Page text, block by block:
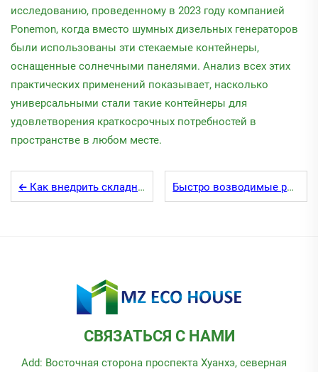
исследованию, проведенному в 2023 году компанией
Ponemon, когда вместо шумных дизельных генераторов
были использованы эти стекаемые контейнеры,
оснащенные солнечными панелями. Анализ всех этих
практических применений показывает, насколько
универсальными стали такие контейнеры для
удовлетворения краткосрочных потребностей в
пространстве в любом месте.
Как внедрить складные контейнерные дома в 2025 году Быстро возводимые расширяемые контейнерные дома: обзор
СВЯЗАТЬСЯ С НАМИ
Add: Восточная сторона проспекта Хуанхэ, северная